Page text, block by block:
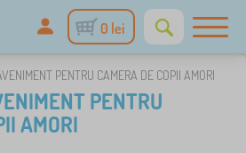
0 lei
PENTRU CAMERA DE COPII AMORI
PENTRU
AMORI